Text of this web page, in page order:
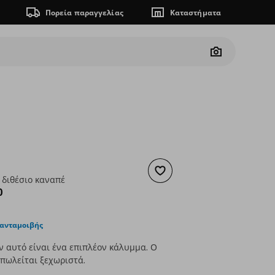
Πορεία παραγγελίας Καταστήματα
Camera
Προσθήκη στα αγαπημένα
καναπέ
τιμή
αυτό είναι ένα επιπλέον κάλυμμα. Ο
ξεχωριστά.